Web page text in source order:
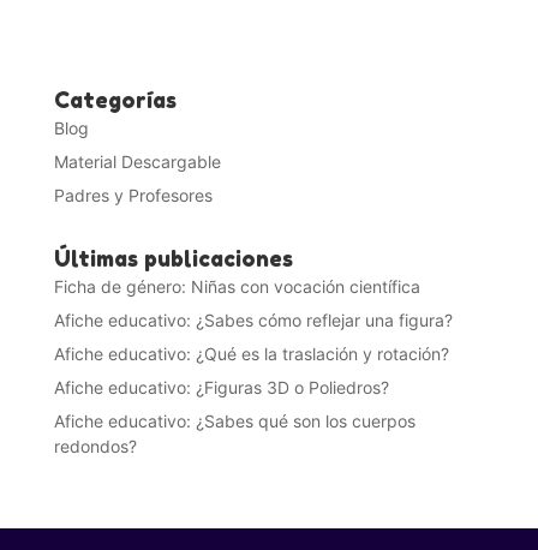
Categorías
Blog
Material Descargable
Padres y Profesores
Últimas publicaciones
Ficha de género: Niñas con vocación científica
Afiche educativo: ¿Sabes cómo reflejar una figura?
Afiche educativo: ¿Qué es la traslación y rotación?
Afiche educativo: ¿Figuras 3D o Poliedros?
Afiche educativo: ¿Sabes qué son los cuerpos
redondos?